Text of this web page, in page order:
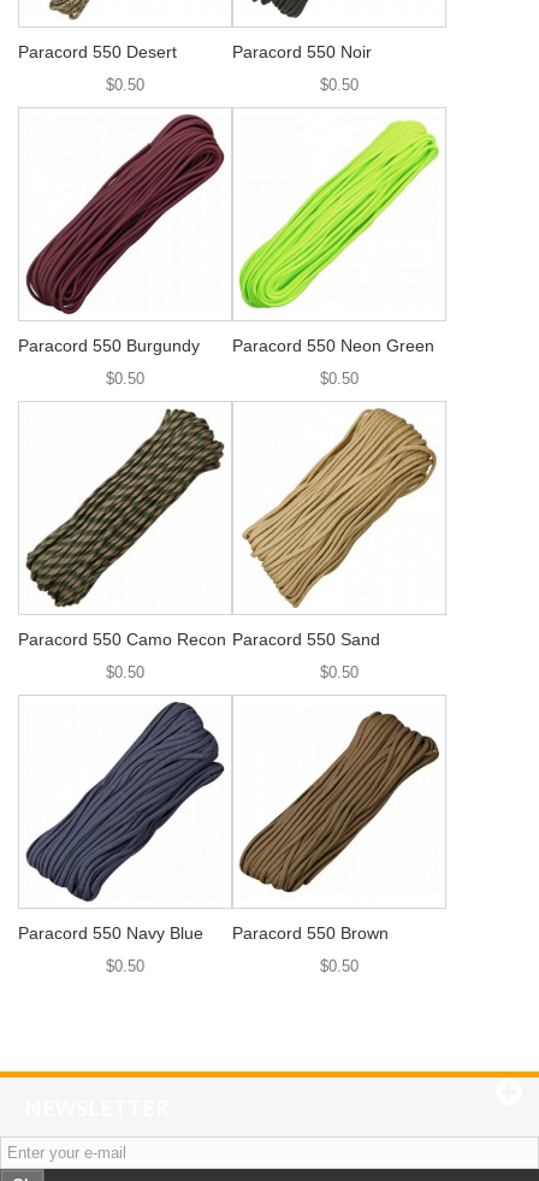
Paracord 550 Desert
$0.50
Paracord 550 Noir
$0.50
Paracord 550 Burgundy
$0.50
Paracord 550 Neon Green
$0.50
Paracord 550 Camo Recon
$0.50
Paracord 550 Sand
$0.50
Paracord 550 Navy Blue
$0.50
Paracord 550 Brown
$0.50